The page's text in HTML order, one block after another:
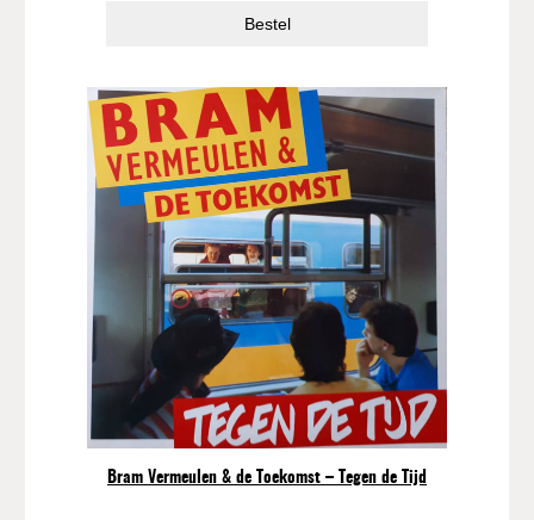
Bestel
Bram Vermeulen & de Toekomst – Tegen de Tijd